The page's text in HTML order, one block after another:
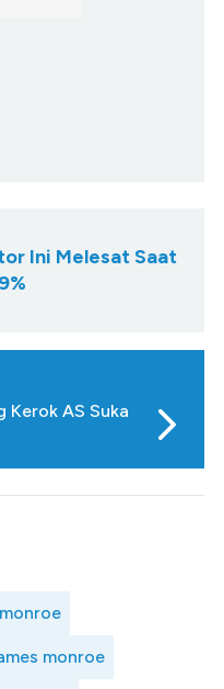
Ini Melesat Saat
Kerok AS Suka
monroe